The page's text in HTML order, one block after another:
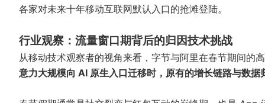
各家对未来十年移动互联网默认入口的抢滩登陆。
行业观察：流量窗口期背后的归因技术挑战
从移动技术观察者的视角来看，字节与阿里在春节期间的
意力大规模向 AI 原生入口迁移时，原有的增长链路与数据